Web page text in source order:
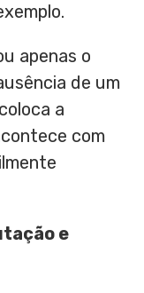
apenas o
de um
a
com
e